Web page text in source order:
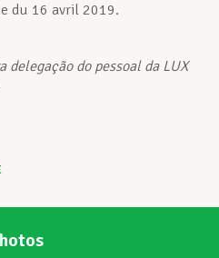
du 16 avril 2019.
delegação do pessoal da LUX